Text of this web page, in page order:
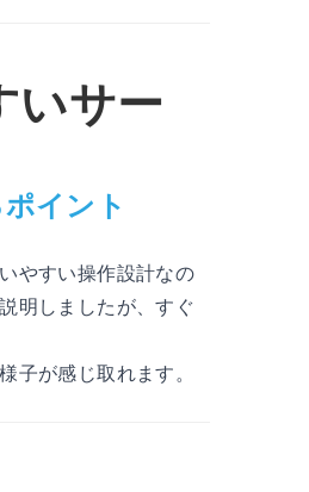
いサー
イント
やすい操作設計なの
明しましたが、すぐ
が感じ取れます。